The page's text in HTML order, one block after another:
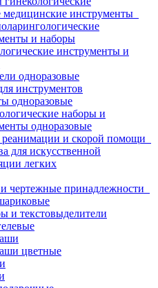
медицинские инструменты
и наборы
инструменты и
одноразовые
инструментов
одноразовые
наборы и
одноразовые
реанимации и скорой помощи
для искусственной
легких
чертежные принадлежности
и текстовыделители
цветные